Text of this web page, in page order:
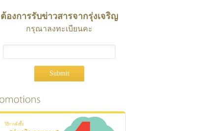
ต้องการรับข่าวสารจากรุ่งเจริญ
กรุณาลงทะเบียนคะ